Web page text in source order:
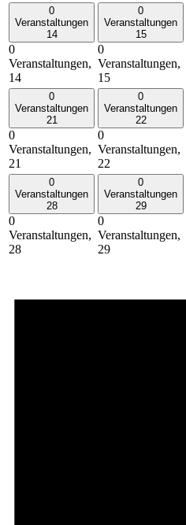
0
Veranstaltungen
14
0
Veranstaltungen,
14
0
Veranstaltungen
15
0
Veranstaltungen,
15
0
Veranstaltungen
21
0
Veranstaltungen,
21
0
Veranstaltungen
22
0
Veranstaltungen,
22
0
Veranstaltungen
28
0
Veranstaltungen,
28
0
Veranstaltungen
29
0
Veranstaltungen,
29